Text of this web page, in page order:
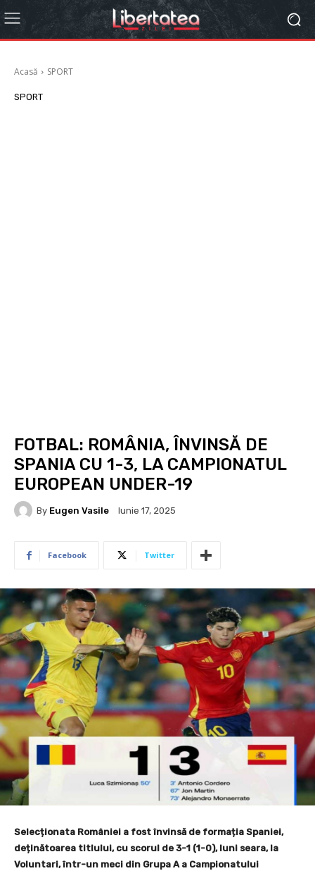
Acasă SPORT
SPORT
FOTBAL: ROMÂNIA, ÎNVINSĂ DE
SPANIA CU 1-3, LA CAMPIONATUL
EUROPEAN UNDER-19
By Eugen Vasile Iunie 17, 2025
Facebook Twitter
Selecționata României a fost învinsă de formația Spaniei,
deținătoarea titlului, cu scorul de 3-1 (1-0), luni seara, la
Voluntari, într-un meci din Grupa A a Campionatului